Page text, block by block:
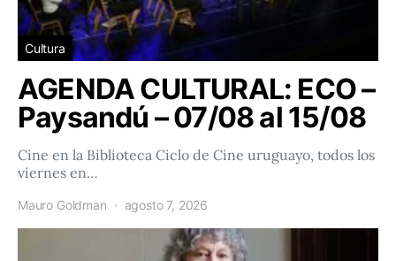
Cultura
AGENDA CULTURAL: ECO –
Paysandú – 07/08 al 15/08
Cine en la Biblioteca Ciclo de Cine uruguayo, todos los
viernes en…
Mauro Goldman agosto 7, 2026